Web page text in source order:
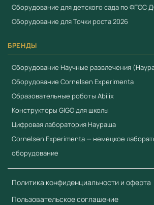
Оборудование для детского сада по ФГОС
Оборудование для Точки роста 2026
БРЕНДЫ
Оборудование Научные развлечения
Оборудование Cornelsen Experimenta
Образовательные роботы Abilix
Конструкторы GIGO для школы
Цифровая лаборатория Наураша
Cornelsen Experimenta — немецкое
оборудование
Политика конфиденциальности и оферта
Пользовательское соглашение